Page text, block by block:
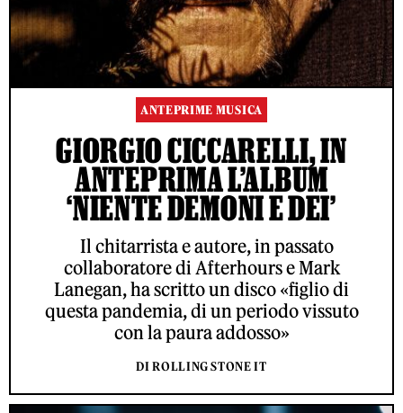
ANTEPRIME MUSICA
GIORGIO CICCARELLI, IN
ANTEPRIMA L’ALBUM
‘NIENTE DEMONI E DEI’
Il chitarrista e autore, in passato
collaboratore di Afterhours e Mark
Lanegan, ha scritto un disco «figlio di
questa pandemia, di un periodo vissuto
con la paura addosso»
DI ROLLING STONE IT